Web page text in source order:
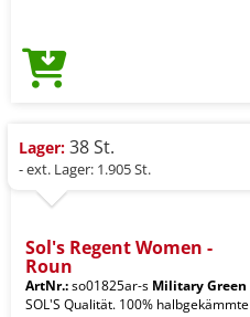
Lager: 38 St.
- ext. Lager: 1.905 St.
Sol's Regent Women -
Roun
ArtNr.:so01825ar-s Military Green
SOL'S Qualität. 100% halbgekämmte